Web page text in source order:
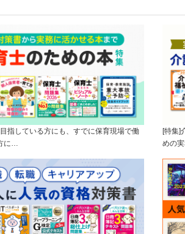
指している方にも、すでに保育現場で働
に…
[特集]
めの